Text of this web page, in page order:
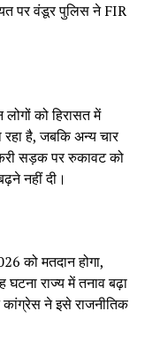
पर वंडूर पुलिस ने FIR
को हिरासत में
है, जबकि अन्य चार
सड़क पर रुकावट को
नहीं दी।
को मतदान होगा,
राज्य में तनाव बढ़ा
ने इसे राजनीतिक